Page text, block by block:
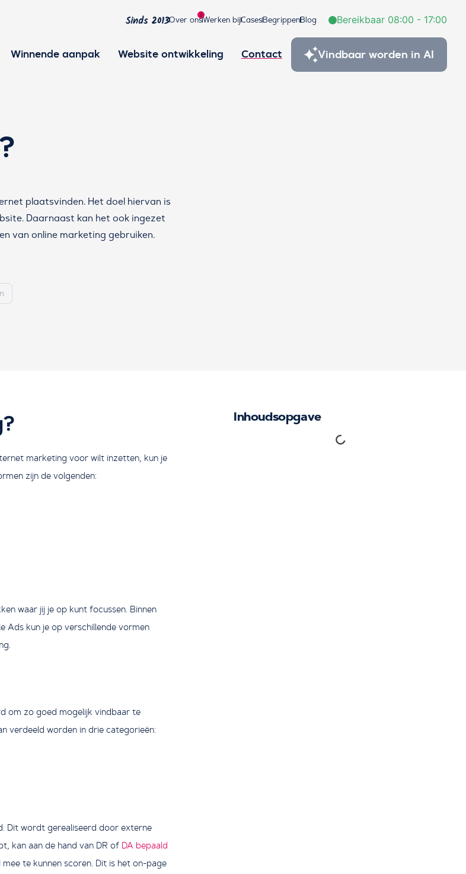
Sinds 2013Over ons
2
Werken bijCasesBegrippenBlog Bereikbaar 08:00 - 17:00
Winnende aanpak Website ontwikkeling Contact Vindbaar worden in AI
plaatsvinden. Het doel hiervan is
Daarnaast kan het ook ingezet
van online marketing gebruiken.
marketing voor wilt inzetten, kun je
zijn de volgenden:
waar jij je op kunt focussen. Binnen
Ads kun je op verschillende vormen
om zo goed mogelijk vindbaar te
verdeeld worden in drie categorieën:
Dit wordt gerealiseerd door externe
kan aan de hand van DR of DA bepaald
te kunnen scoren. Dit is het on-page
Inhoudsopgave